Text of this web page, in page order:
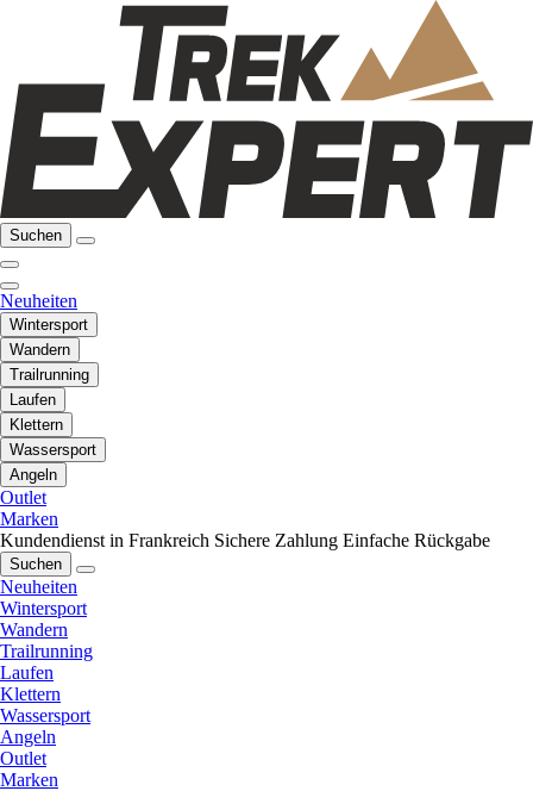
Suchen
Neuheiten
Wintersport
Wandern
Trailrunning
Laufen
Klettern
Wassersport
Angeln
Outlet
Marken
Kundendienst in Frankreich Sichere Zahlung Einfache Rückgabe
Suchen
Neuheiten
Wintersport
Wandern
Trailrunning
Laufen
Klettern
Wassersport
Angeln
Outlet
Marken